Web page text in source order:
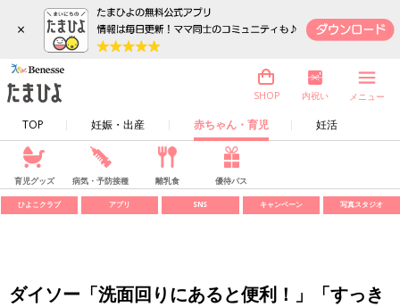
×
TOP 妊娠・出産 赤ちゃん・育児 妊活
SHOP 内祝い メニュー
育児グッズ 病気・予防接種 離乳食 優待パス
ひよこクラブ アプリ SNS キャンペーン 写真スタジオ
ダイソー「洗面回りにあると便利！」「すっき